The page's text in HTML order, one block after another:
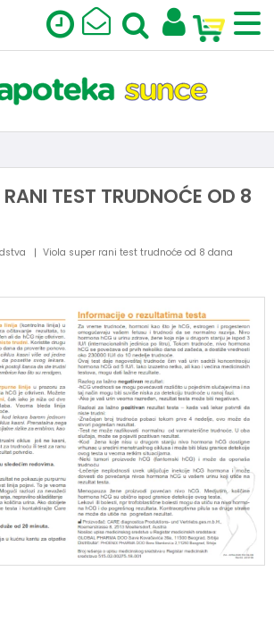
TEST TRUDNOĆE OD 8
Viola super rani test trudnoće od 8 dana